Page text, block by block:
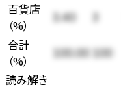
百貨店
（%） 3.40
合計
（%） 100.00 100
読み解き